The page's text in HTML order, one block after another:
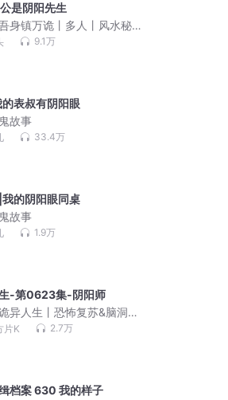
是阴阳先生
身镇万诡丨多人丨风水秘
疑恐怖灵异
9.1万
表叔有阴阳眼
故事
33.4万
的阴阳眼同桌
故事
1.9万
-第0623集-阴阳师
异人生丨恐怖复苏&脑洞&
超爽鬼故事！
片K 2.7万
档案 630 我的样子